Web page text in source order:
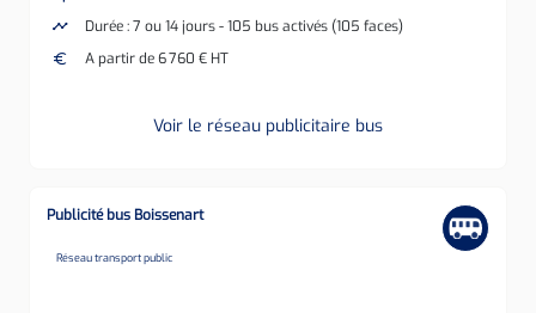
timeline
Durée : 7 ou 14 jours - 105 bus activés (105 faces)
euro
A partir de 6 760 € HT
Voir le réseau publicitaire bus
Publicité bus Boissenart
none
Réseau transport public